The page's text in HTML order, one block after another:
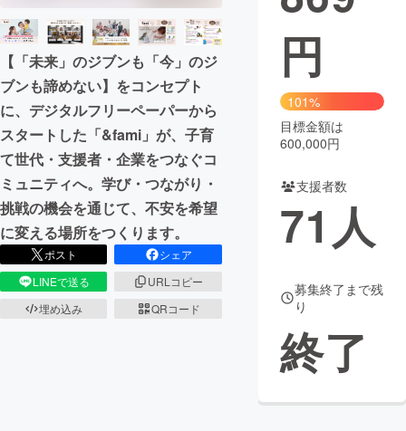
まちづくり・地域活性化
CAMPFIRE for Social Good
CAMPFIRE Creation
CAMPFIREふるさと納税machi-ya コミュニティ
【「未来」のジブンも「今」のジ
ブンも諦めない】をコンセプト
に、デジタルフリーペーパーから
スタートした「&fami」が、子育
て世代・支援者・企業をつなぐコ
ミュニティへ。学び・つながり・
挑戦の機会を通じて、不安を希望
に変える場所をつくります。
ポスト
シェア
LINEで送る
URLコピー
埋め込み
QRコード
円
101%
目標金額は
600,000円
支援者数
71 人
募集終了まで残
り
終了